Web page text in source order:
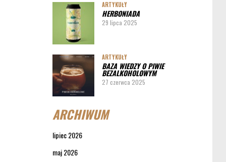
ARTYKUŁY
HERBONIADA
29 lipca 2025
ARTYKUŁY
BAZA WIEDZY O PIWIE
BEZALKOHOLOWYM
27 czerwca 2025
ARCHIWUM
lipiec 2026
maj 2026